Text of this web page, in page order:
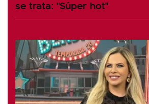
se trata: "Súper hot"